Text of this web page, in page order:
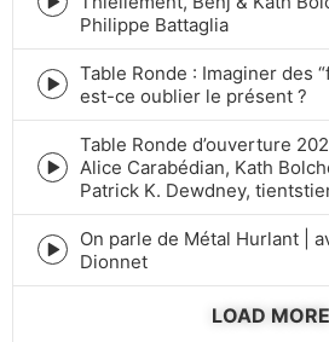
Episode
play
icon
Philippe Battaglia
Episode
play
icon
Table Ronde : Imaginer des
est-ce oublier le présent ?
Episode
play
icon
Table Ronde d’ouverture
Alice Carabédian, Kath
Patrick K. Dewdney,
Episode
play
On parle de Métal Hurlant |
Dionnet
LOAD MORE